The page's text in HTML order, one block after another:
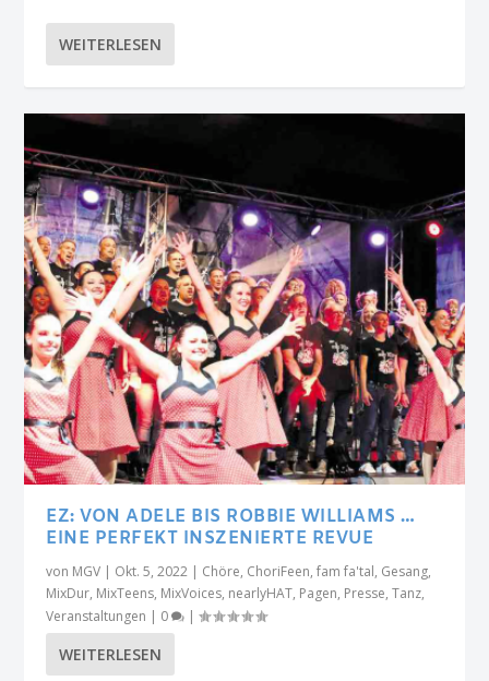
WEITERLESEN
EZ: VON ADELE BIS ROBBIE WILLIAMS …
EINE PERFEKT INSZENIERTE REVUE
von MGV | Okt. 5, 2022 | Chöre, ChoriFeen,fam fa'tal, Gesang,
MixDur, MixTeens, MixVoices, nearlyHAT, Pagen, Presse,Tanz,
Veranstaltungen | 0 |
WEITERLESEN